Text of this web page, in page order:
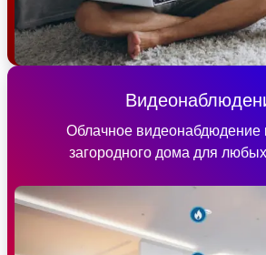
Облачное видеонабдюдение
загородного дома для